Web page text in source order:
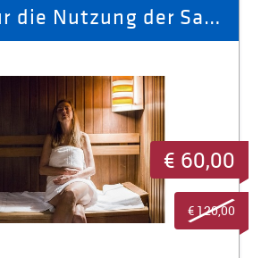
10er Karte für die Nutzung der Sauna
€ 60,00
€ 120,00